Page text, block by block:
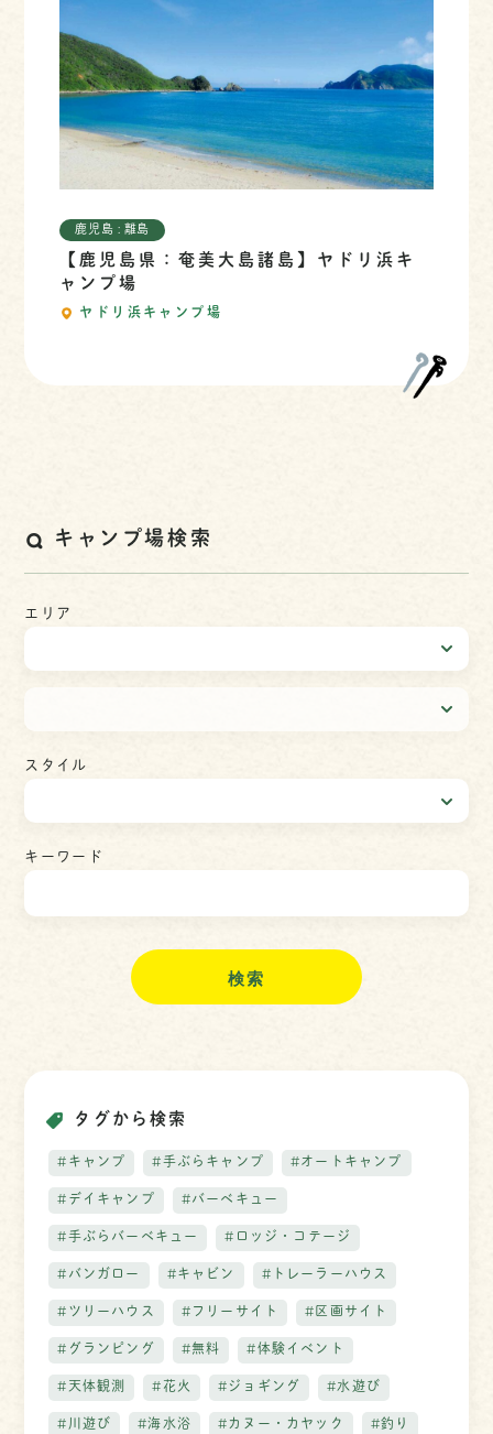
鹿児島 : 離島
【鹿児島県：奄美大島諸島】ヤドリ浜キ
ャンプ場
ヤドリ浜キャンプ場
キャンプ場検索
エリア
スタイル
キーワード
検
タグから検索
#キャンプ #手ぶらキャンプ #オートキャンプ
#デイキャンプ #バーベキュー
#手ぶらバーベキュー #ロッジ・コテージ
#バンガロー #キャビン #トレーラーハウス
#ツリーハウス #フリーサイト #区画サイト
#グランピング #無料 #体験イベント
#天体観測 #花火 #ジョギング #水遊び
#川遊び #海水浴 #カヌー・カヤック #釣り